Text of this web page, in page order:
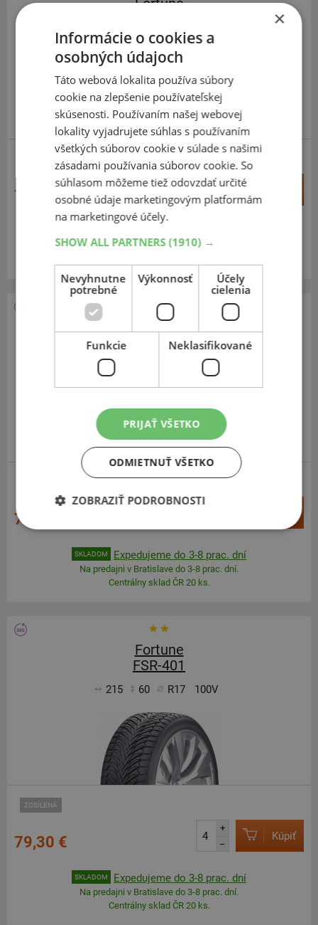
Fortune
225 45 R18 95Y
71,40 €
+
–
Na predajni v Bratislave do 3-8 prac. dní.
Fortune
FSR-401
195 91V
78,90 €
SKLADOM Expedujeme do 3-8 prac. dní
Na predajni v Bratislave do 3-8 prac. dní.
Centrálny sklad ČR 20 ks.
Fortune
FSR-401
215 60 R17 100V
ZOSÍLENÁ
79,30 €
+
–
Kúpiť
SKLADOM Expedujeme do 3-8 prac. dní
Na predajni v Bratislave do 3-8 prac. dní.
Centrálny sklad ČR 20 ks.
×
Informácie o cookies a
osobných údajoch
Táto webová lokalita používa súbory
cookie na zlepšenie používateľskej
skúsenosti. Používaním našej webovej
lokality vyjadrujete súhlas s používaním
všetkých súborov cookie v súlade s našimi
zásadami používania súborov cookie. So
súhlasom môžeme tiež odovzdať určité
osobné údaje marketingovým platformám
na marketingové účely.
SHOW ALL PARTNERS(1910) →
Nevyhnutne
potrebné
Výkonnosť
Účely
cielenia
Funkcie Neklasifikované
PRIJAŤ VŠETKO
ODMIETNUŤ VŠETKO
ZOBRAZIŤ PODROBNOSTI